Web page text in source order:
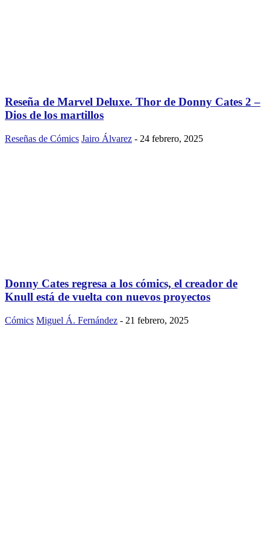
Reseña de Marvel Deluxe. Thor de Donny Cates 2 –
Dios de los martillos
Reseñas de Cómics Jairo Álvarez - 24 febrero, 2025
Donny Cates regresa a los cómics, el creador de
Knull está de vuelta con nuevos proyectos
Cómics Miguel Á. Fernández - 21 febrero, 2025